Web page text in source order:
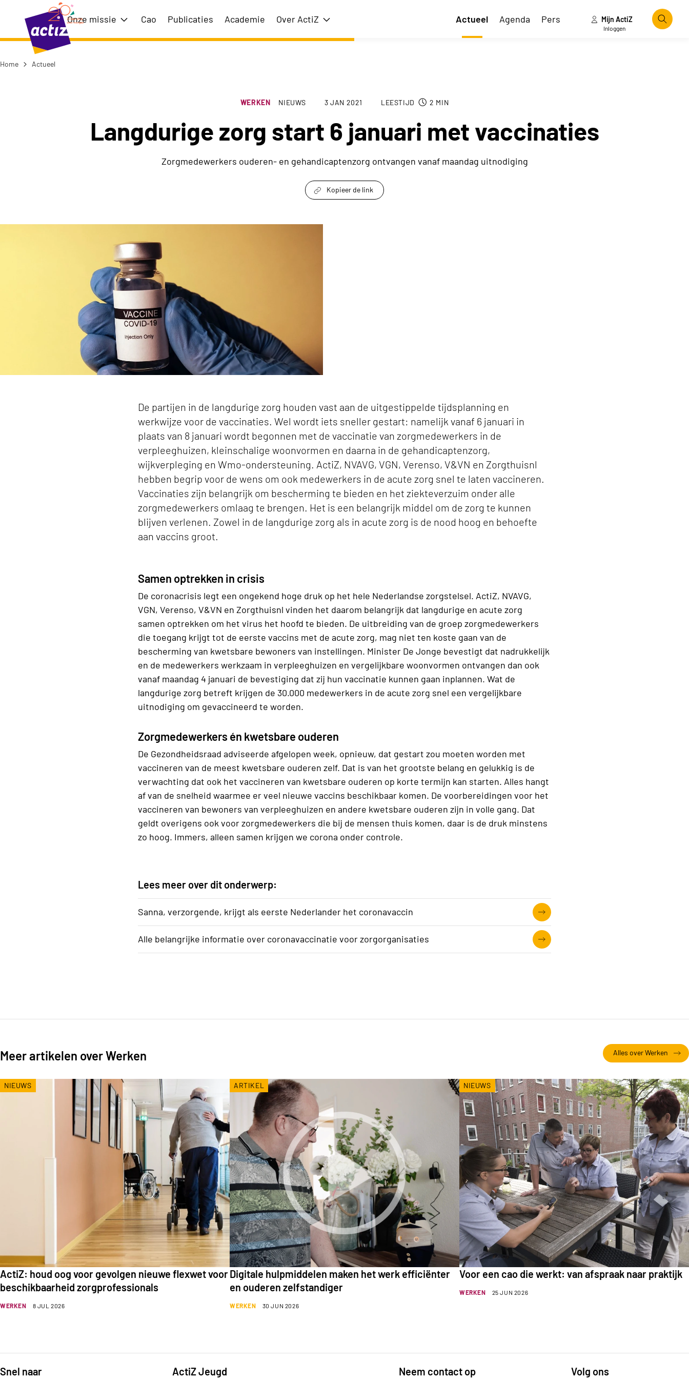
Naar hoofdinhoud
Naar menu
Naar de homepage
Onze missie Toon submenu voor Onze missie
Cao Publicaties Academie Over ActiZ Toon submenu voor Over ActiZ Actueel Agenda Pers Mijn ActiZ
Inloggen
Home Actueel
WERKEN NIEUWS 3 JAN 2021 LEESTIJD 2 MIN
Langdurige zorg start 6 januari met vaccinaties
Zorgmedewerkers ouderen- en gehandicaptenzorg ontvangen vanaf maandag uitnodiging
Kopieer de link
Langdurige zorg start 6 januari met vaccinaties keyvisual
De partijen in de langdurige zorg houden vast aan de uitgestippelde tijdsplanning en
werkwijze voor de vaccinaties. Wel wordt iets sneller gestart: namelijk vanaf 6 januari in
plaats van 8 januari wordt begonnen met de vaccinatie van zorgmedewerkers in de
verpleeghuizen, kleinschalige woonvormen en daarna in de gehandicaptenzorg,
wijkverpleging en Wmo-ondersteuning. ActiZ, NVAVG, VGN, Verenso, V&VN en Zorgthuisnl
hebben begrip voor de wens om ook medewerkers in de acute zorg snel te laten vaccineren.
Vaccinaties zijn belangrijk om bescherming te bieden en het ziekteverzuim onder alle
zorgmedewerkers omlaag te brengen. Het is een belangrijk middel om de zorg te kunnen
blijven verlenen. Zowel in de langdurige zorg als in acute zorg is de nood hoog en behoefte
aan vaccins groot.
Samen optrekken in crisis
De coronacrisis legt een ongekend hoge druk op het hele Nederlandse zorgstelsel. ActiZ, NVAVG,
VGN, Verenso, V&VN en Zorgthuisnl vinden het daarom belangrijk dat langdurige en acute zorg
samen optrekken om het virus het hoofd te bieden. De uitbreiding van de groep zorgmedewerkers
die toegang krijgt tot de eerste vaccins met de acute zorg, mag niet ten koste gaan van de
bescherming van kwetsbare bewoners van instellingen. Minister De Jonge bevestigt dat nadrukkelijk
en de medewerkers werkzaam in verpleeghuizen en vergelijkbare woonvormen ontvangen dan ook
vanaf maandag 4 januari de bevestiging dat zij hun vaccinatie kunnen gaan inplannen. Wat de
langdurige zorg betreft krijgen de 30.000 medewerkers in de acute zorg snel een vergelijkbare
uitnodiging om gevaccineerd te worden.
Zorgmedewerkers én kwetsbare ouderen
De Gezondheidsraad adviseerde afgelopen week, opnieuw, dat gestart zou moeten worden met
vaccineren van de meest kwetsbare ouderen zelf. Dat is van het grootste belang en gelukkig is de
verwachting dat ook het vaccineren van kwetsbare ouderen op korte termijn kan starten. Alles hangt
af van de snelheid waarmee er veel nieuwe vaccins beschikbaar komen. De voorbereidingen voor het
vaccineren van bewoners van verpleeghuizen en andere kwetsbare ouderen zijn in volle gang. Dat
geldt overigens ook voor zorgmedewerkers die bij de mensen thuis komen, daar is de druk minstens
zo hoog. Immers, alleen samen krijgen we corona onder controle.
Lees meer over dit onderwerp:
Sanna, verzorgende, krijgt als eerste Nederlander het coronavaccin
Alle belangrijke informatie over coronavaccinatie voor zorgorganisaties
Meer artikelen over Werken Alles over Werken
WERKEN 8 JUL 2026
ActiZ: houd oog voor gevolgen nieuwe flexwet voor
beschikbaarheid zorgprofessionals
NIEUWS
WERKEN 30 JUN 2026
Digitale hulpmiddelen maken het werk efficiënter
en ouderen zelfstandiger
ARTIKEL
WERKEN 25 JUN 2026
Voor een cao die werkt: van afspraak naar praktijk
NIEUWS
Snel naar ActiZ Jeugd Neem contact op Volg ons